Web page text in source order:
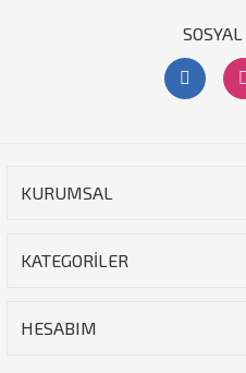
KURUMSAL
KATEGORİLER
HESABIM